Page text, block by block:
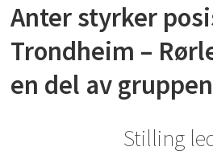
Anter styrker
Trondheim –
en del av gruppen
Stilling